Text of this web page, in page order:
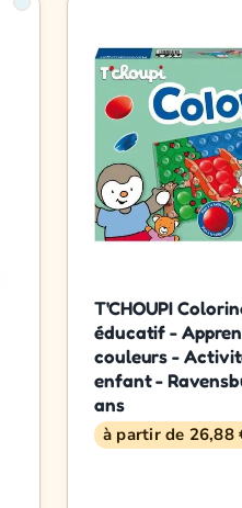
T'CHOUPI
éducatif -
couleurs -
enfant -
ans
à partir de 26,88